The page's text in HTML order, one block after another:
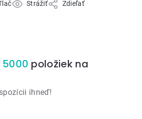
Strážiť Zdieľať
5000 položiek na
ihneď!